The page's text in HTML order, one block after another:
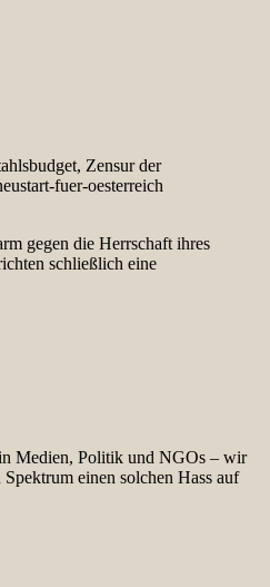
Zensur der
fuer-oesterreich
gegen die Herrschaft ihres
schließlich eine
Medien, Politik und NGOs – wir
einen solchen Hass auf